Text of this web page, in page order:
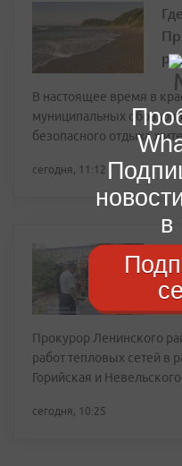
В настоящее время в
муниципальных
безопасного отдыха
сегодня, 11:12
Прокурор Ленинского
работ тепловых сетей в
Горийская и Невельского
сегодня, 10:25
в